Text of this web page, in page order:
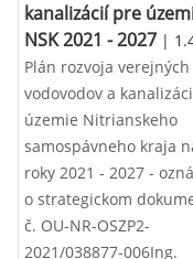
kanalizácií pre
NSK 2021 - 2027 |
Plán rozvoja verejných
vodovodov a
územie Nitrianskeho
samospávneho kraja
roky 2021 - 2027 -
o strategickom
č. OU-NR-OSZP2-
2021/038877-006Ing.